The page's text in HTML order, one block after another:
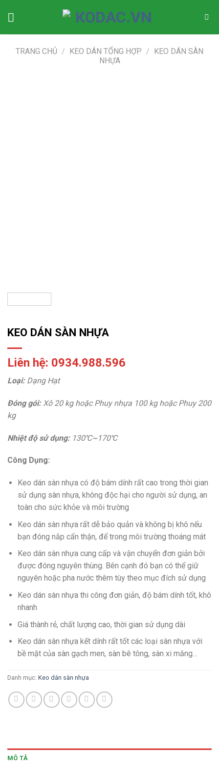
TRANG CHỦ / KEO DÁN TỔNG HỢP / KEO DÁN SÀN
NHỰA
KEO DÁN SÀN NHỰA
Liên hệ: 0934.988.596
Loại:Dạng Hạt
Đóng gói: Xô 20 kg hoặc Phuy nhựa 100 kg hoặc Phuy 200
kg
Nhiệt độ sử dụng:130℃~170℃
Công Dụng:
Keo dán sàn nhựa có độ bám dính rất cao trong thời gian
sử dụng sàn nhựa, không độc hại cho người sử dụng, an
toàn cho sức khỏe và môi trường
Keo dán sàn nhựa rất dễ bảo quản và không bị khô nếu
bạn đóng nắp cẩn thận, để trong môi trường thoáng mát
Keo dán sàn nhựa cung cấp và vận chuyển đơn giản bởi
được đóng nguyên thùng. Bên cạnh đó bạn có thể giữ
nguyên hoặc pha nước thêm tùy theo mục đích sử dụng
Keo dán sàn nhựa thi công đơn giản, độ bám dính tốt, khô
nhanh
Giá thành rẻ, chất lượng cao, thời gian sử dụng dài
Keo dán sàn nhựa kết dính rất tốt các loại sàn nhựa với
bề mặt của sàn gạch men, sàn bê tông, sàn xi măng…
Danh mục: Keo dán sàn nhựa
MÔ TẢ